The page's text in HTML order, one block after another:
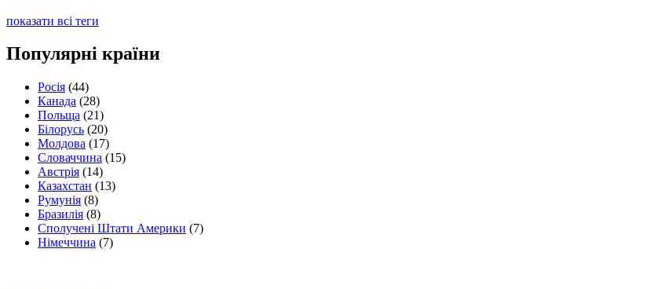
показати всі теги
Популярні країни
Росія (44)
Канада (28)
Польща (21)
Білорусь (20)
Молдова (17)
Словаччина (15)
Австрія (14)
Казахстан (13)
Румунія (8)
Бразилія (8)
Сполучені Штати Америки (7)
Німеччина (7)